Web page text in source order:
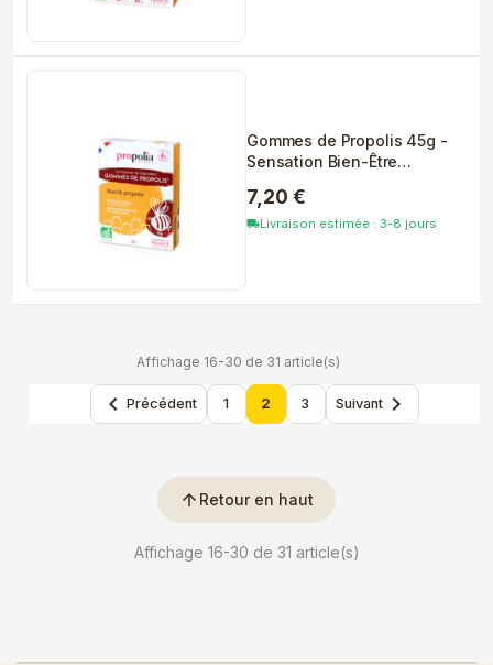
Gommes de Propolis 45g -
Sensation Bien-Être
7,20 €
local_shippingLivraison estimée : 3-8 jours
Affichage 16-30 de 31 article(s)
 Précédent 1 2 3 Suivant 
arrow_upward Retour en haut
Affichage 16-30 de 31 article(s)